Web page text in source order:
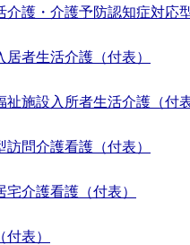
護・介護予防認知症対応
者生活介護（付表）
施設入所者生活介護（付表
問介護看護（付表）
介護看護（付表）
表）